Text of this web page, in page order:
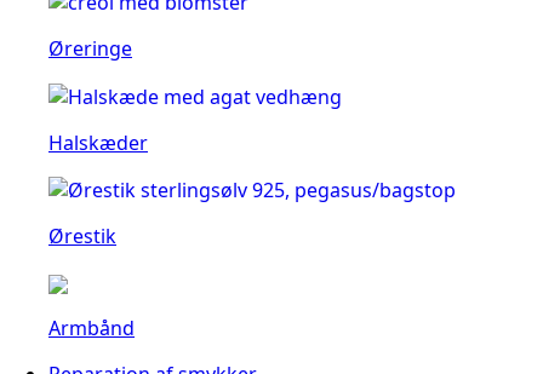
Øreringe
Halskæder
Ørestik
Armbånd